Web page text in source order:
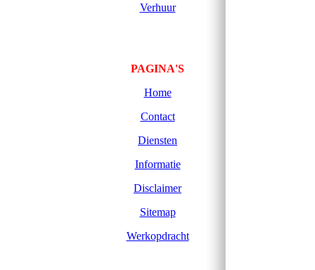
Verhuur
PAGINA'S
Home
Contact
Diensten
Informatie
Disclaimer
Sitemap
Werkopdracht